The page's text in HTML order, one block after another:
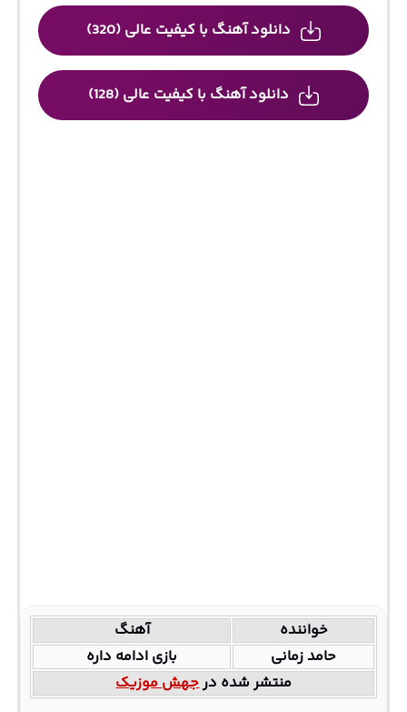
دانلود آهنگ با کیفیت عالی (320)
دانلود آهنگ با کیفیت عالی (128)
خواننده
آهنگ
حامد زمانی
بازی ادامه داره
منتشر شده درجهش موزیک